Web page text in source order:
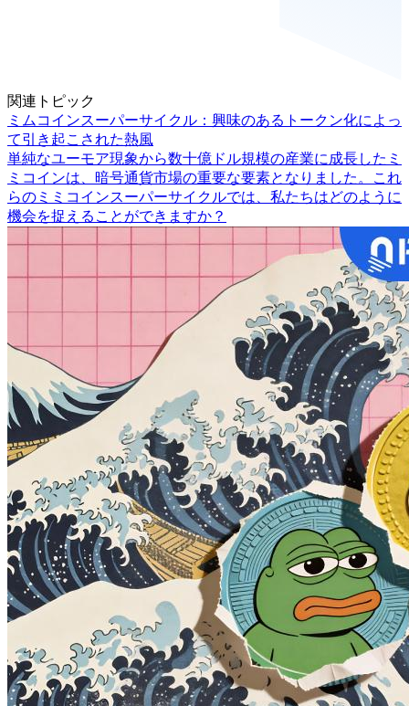
関連トピック
ミムコインスーパーサイクル：興味のあるトークン化によっ
て引き起こされた熱風
単純なユーモア現象から数十億ドル規模の産業に成長したミ
ミコインは、暗号通貨市場の重要な要素となりました。これ
らのミミコインスーパーサイクルでは、私たちはどのように
機会を捉えることができますか？